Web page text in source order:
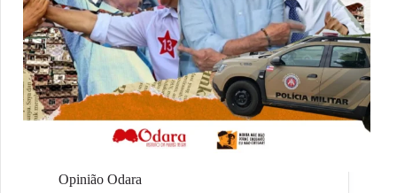
Opinião Odara